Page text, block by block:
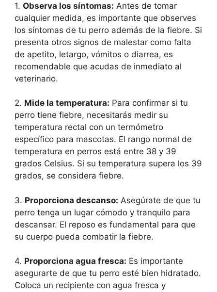
1. Observa los síntomas: Antes de tomar
cualquier medida, es importante que observes
los síntomas de tu perro además de la fiebre. Si
presenta otros signos de malestar como falta
de apetito, letargo, vómitos o diarrea, es
recomendable que acudas de inmediato al
veterinario.
2. Mide la temperatura: Para confirmar si tu
perro tiene fiebre, necesitarás medir su
temperatura rectal con un termómetro
específico para mascotas. El rango normal de
temperatura en perros está entre 38 y 39
grados Celsius. Si su temperatura supera los 39
grados, se considera fiebre.
3. Proporciona descanso: Asegúrate de que tu
perro tenga un lugar cómodo y tranquilo para
descansar. El reposo es fundamental para que
su cuerpo pueda combatir la fiebre.
4. Proporciona agua fresca: Es importante
asegurarte de que tu perro esté bien hidratado.
Coloca un recipiente con agua fresca y